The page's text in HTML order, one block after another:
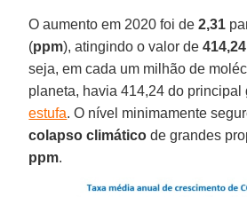
O aumento em 2020 foi de2,31
(ppm), atingindo o valor de
seja, em cada um milhão de
planeta, havia 414,24 do
estufa. O nível minimamente
colapso climático de grandes
ppm.